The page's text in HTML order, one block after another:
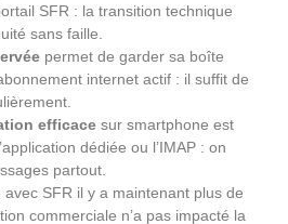
SFR : la transition technique
sans faille.
permet de garder sa boîte
internet actif : il suffit de
efficace sur smartphone est
dédiée ou l’IMAP : on
partout.
SFR il y a maintenant plus de
commerciale n’a pas impacté la